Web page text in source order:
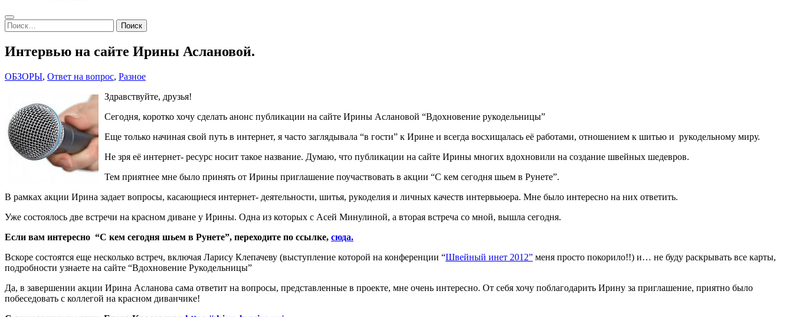
Search
Найти:
Интервью на сайте Ирины Аслановой.
ОБЗОРЫ, Ответ на вопрос, Разное
Здравствуйте, друзья!
Сегодня, коротко хочу сделать анонс публикации на сайте Ирины Аслановой “Вдохновение рукодельницы”
Еще только начиная свой путь в интернет, я часто заглядывала “в гости” к Ирине и всегда восхищалась её работами, отношением к шитью и рукодельному миру.
Не зря её интернет- ресурс носит такое название. Думаю, что публикации на сайте Ирины многих вдохновили на создание швейных шедевров.
Тем приятнее мне было принять от Ирины приглашение поучаствовать в акции “С кем сегодня шьем в Рунете”.
В рамках акции Ирина задает вопросы, касающиеся интернет- деятельности, шитья, рукоделия и личных качеств интервьюера. Мне было интересно на них ответить.
Уже состоялось две встречи на красном диване у Ирины. Одна из которых с Асей Минулиной, а вторая встреча со мной, вышла сегодня.
Если вам интересно “С кем сегодня шьем в Рунете”, переходите по ссылке, сюда.
Вскоре состоятся еще несколько встреч, включая Ларису Клепачеву (выступление которой на конференции “Швейный инет 2012” меня просто покорило!!) и… не буду раскрывать все карты,
подробности узнаете на сайте “Вдохновение Рукодельницы”
Да, в завершении акции Ирина Асланова сама ответит на вопросы, представленные в проекте, мне очень интересно. От себя хочу поблагодарить Ирину за приглашение, приятно было
побеседовать с коллегой на красном диванчике!